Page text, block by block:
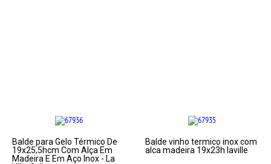
Balde para Gelo Térmico De
19x25,5hcm Com Alça Em
Madeira E Em Aço Inox - La
Balde vinho termico inox com
alca madeira 19x23h laville